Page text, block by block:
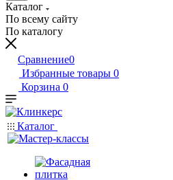
Каталог
По всему сайту
По каталогу
Сравнение0
Избранные товары 0
Корзина 0
Каталог